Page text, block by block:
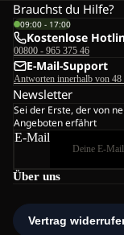
Über uns
Brauchst du Hilfe?
09:00 - 17:00
Kostenlose
00800 - 965 375 46
E-Mail-Support
Antworten innerhalb von 48
Newsletter
Sei der Erste, der von
Angeboten erfährt
E-Mail